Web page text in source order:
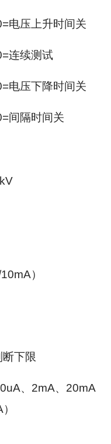
电压上升时间关
连续测试
电压下降时间关
间隔时间关
）
下限
、2mA、20mA